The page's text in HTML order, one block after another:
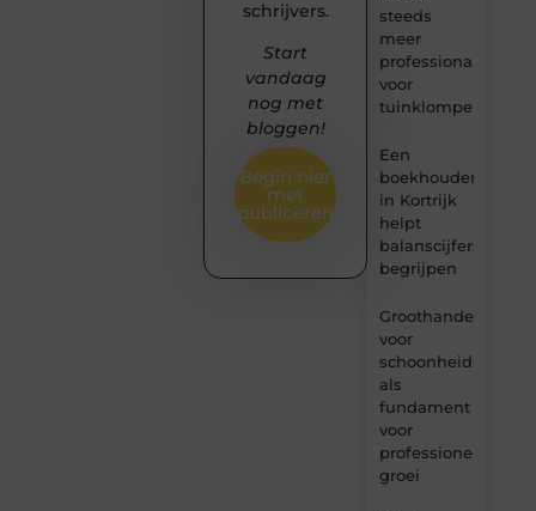
steeds
meer
professionals
voor
tuinklompen?
Een
boekhouder
in Kortrijk
helpt
balanscijfers
begrijpen
Groothandel
voor
als
fundament
voor
professionele
groei
schrijvers.
Start
vandaag
nog met
bloggen!
Begin hier
met
publiceren